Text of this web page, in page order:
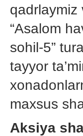
qadrlaymiz
“Asalom
sohil-5”
tayyor
maxsus
Aksiya